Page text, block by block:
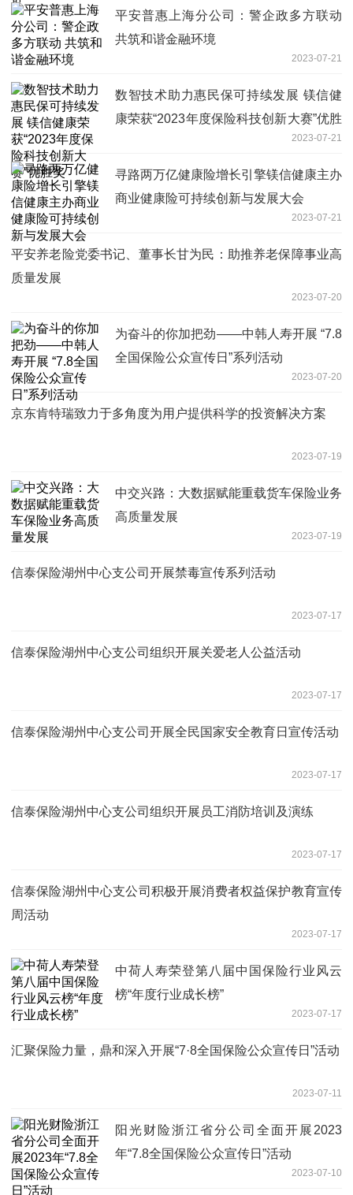
平安普惠上海分公司：警企政多方联动
共筑和谐金融环境
2023-07-21
数智技术助力惠民保可持续发展 镁信健
康荣获“2023年度保险科技创新大赛”优胜
2023-07-21
寻路两万亿健康险增长引擎镁信健康主办
商业健康险可持续创新与发展大会
2023-07-21
平安养老险党委书记、董事长甘为民：助推养老保障事业高
质量发展
2023-07-20
为奋斗的你加把劲——中韩人寿开展 “7.8
全国保险公众宣传日”系列活动
2023-07-20
京东肯特瑞致力于多角度为用户提供科学的投资解决方案
2023-07-19
中交兴路：大数据赋能重载货车保险业务
高质量发展
2023-07-19
信泰保险湖州中心支公司开展禁毒宣传系列活动
2023-07-17
信泰保险湖州中心支公司组织开展关爱老人公益活动
2023-07-17
信泰保险湖州中心支公司开展全民国家安全教育日宣传活动
2023-07-17
信泰保险湖州中心支公司组织开展员工消防培训及演练
2023-07-17
信泰保险湖州中心支公司积极开展消费者权益保护教育宣传
周活动
2023-07-17
中荷人寿荣登第八届中国保险行业风云
榜“年度行业成长榜”
2023-07-17
汇聚保险力量，鼎和深入开展“7·8全国保险公众宣传日”活动
2023-07-11
阳光财险浙江省分公司全面开展2023
年“7.8全国保险公众宣传日”活动
2023-07-10